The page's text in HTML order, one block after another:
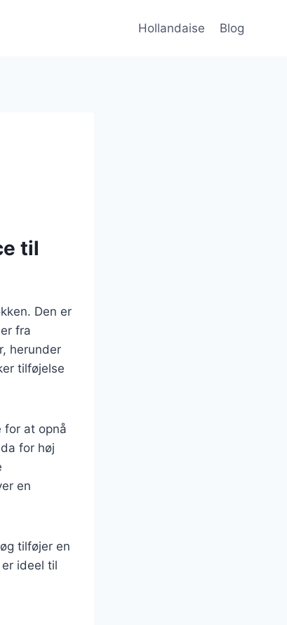
Hollandaise Blog
til
Den er
fra
herunder
tilføjelse
for at opnå
for høj
en
tilføjer en
ideel til